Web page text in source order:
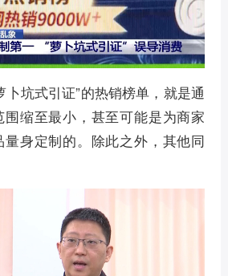
卜坑式引证”的热销榜单，就是通
缩至最小，甚至可能是为商家
身定制的。除此之外，其他同